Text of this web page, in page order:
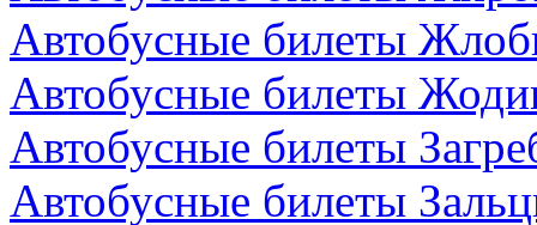
Автобусные билеты
Автобусные билеты
Автобусные билеты
Автобусные билеты